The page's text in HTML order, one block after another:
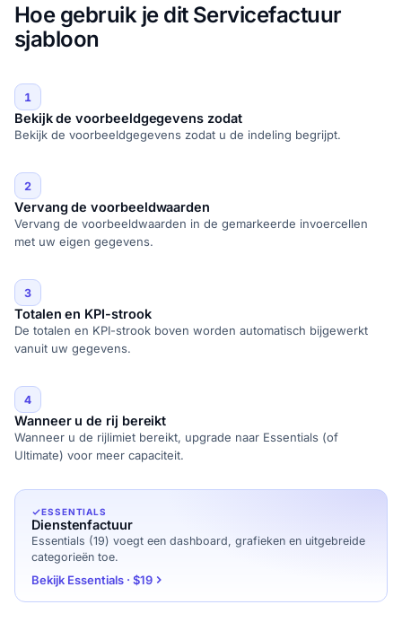
Hoe gebruik je dit Servicefactuur
sjabloon
1
Bekijk de voorbeeldgegevens zodat
Bekijk de voorbeeldgegevens zodat u de indeling begrijpt.
2
Vervang de voorbeeldwaarden
Vervang de voorbeeldwaarden in de gemarkeerde invoercellen
met uw eigen gegevens.
3
Totalen en KPI-strook
De totalen en KPI-strook boven worden automatisch bijgewerkt
vanuit uw gegevens.
4
Wanneer u de rij bereikt
Wanneer u de rijlimiet bereikt, upgrade naar Essentials (of
Ultimate) voor meer capaciteit.
ESSENTIALS
Dienstenfactuur
Essentials (19) voegt een dashboard, grafieken en uitgebreide
categorieën toe.
Bekijk Essentials · $19